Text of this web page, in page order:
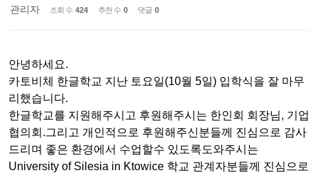
관리자
조회 수 424 추천 수 0 댓글 0
안녕하세요.
카토비체 한글학교 지난 토요일(10월 5일) 입학식을 잘 마무
리했습니다.
한글학교를 지원해주시고 후원해주시는 한인회 회장님, 기업
협의회.그리고 개인적으로 후원해주신분들께 진심으로 감사
드리며 좋은 환경에서 수업할수 있도록도와주시는
University of Silesia in Ktowice 학교 관계자분들께 진심으로